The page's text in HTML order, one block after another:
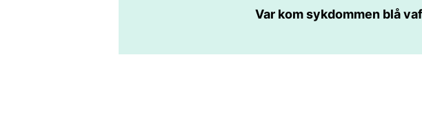
Var kom sykdommen blå